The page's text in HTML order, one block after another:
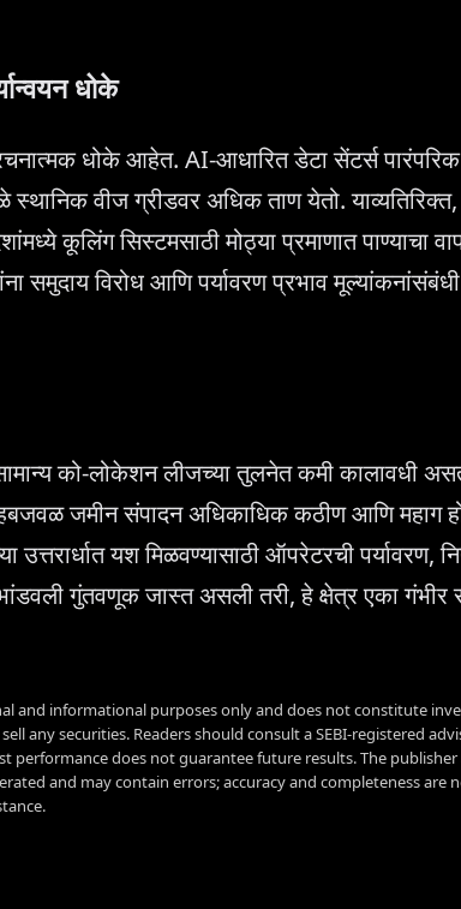
धोके
धोके आहेत. AI-आधारित डेटा सेंटर्स
वीज ग्रीडवर अधिक ताण येतो. याव्यतिरिक्त,
कूलिंग सिस्टमसाठी मोठ्या प्रमाणात पाण्याचा
विरोध आणि पर्यावरण प्रभाव मूल्यांकनांसंबंधी
को-लोकेशन लीजच्या तुलनेत कमी कालावधी
जमीन संपादन अधिकाधिक कठीण आणि महाग
यश मिळवण्यासाठी ऑपरेटरची
गुंतवणूक जास्त असली तरी, हे क्षेत्र एका गंभीर
and informational purposes only and does not constitute
any securities. Readers should consult a SEBI-registered
performance does not guarantee future results. The
and may contain errors; accuracy and completeness are